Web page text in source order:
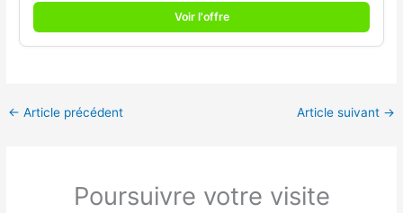
Voir l'offre
← Article précédent Article suivant →
Poursuivre votre visite